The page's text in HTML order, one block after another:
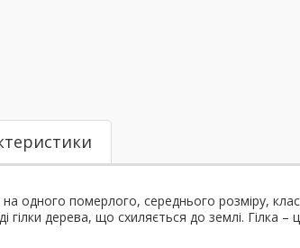
на одного померлого, середнього розміру,
гілки дерева, що схиляється до землі.